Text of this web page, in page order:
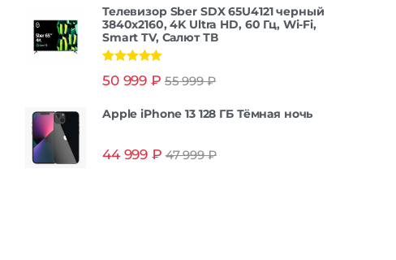
Телевизор Sber SDX 65U4121 черный
3840x2160, 4K Ultra HD, 60 Гц, Wi-Fi,
Smart TV, Салют ТВ
из 5
50 999 ₽ 55 999₽
Apple iPhone 13 128 ГБ Тёмная ночь
44 999 ₽ 47 999₽